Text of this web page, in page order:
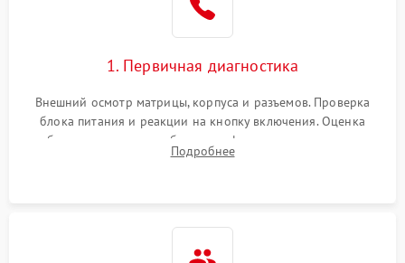
1. Первичная диагностика
Внешний осмотр матрицы, корпуса и разъемов. Проверка
блока питания и реакции на кнопку включения. Оценка
изображения, звука и работы периферии для сужения круга
возможных неисправностей перед вскрытием.
Подробнее